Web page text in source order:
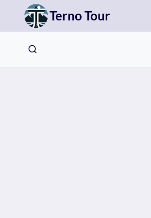
Přeskočit
obsah
Terno Tour